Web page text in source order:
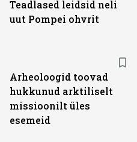
Teadlased leidsid neli
uut Pompei ohvrit
Arheoloogid toovad
hukkunud arktiliselt
missioonilt üles
esemeid